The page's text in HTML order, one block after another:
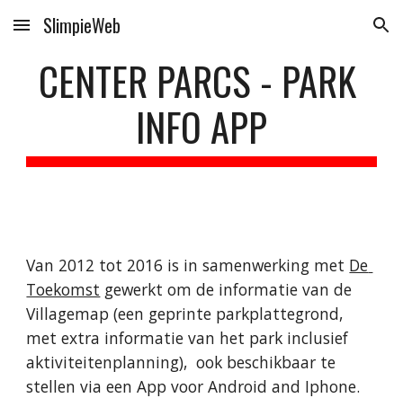
Skip to main content Skip to navigation
SlimpieWeb
CENTER PARCS - PARK
INFO APP
Van 2012 tot 2016 is in samenwerking met De
Toekomst gewerkt om de informatie van de
Villagemap (een geprinte parkplattegrond,
met extra informatie van het park inclusief
aktiviteitenplanning),  ook beschikbaar te
stellen via een App voor Android and Iphone.